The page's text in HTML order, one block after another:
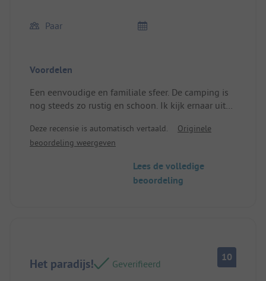
Paar
Voordelen
Een eenvoudige en familiale sfeer. De camping is
nog steeds zo rustig en schoon. Ik kijk ernaar uit
Locatie/Huisvesting: Perfect
Deze recensie is automatisch vertaald.
Originele
beoordeling weergeven
Lees de volledige
beoordeling
Het paradijs! Geverifieerd
10